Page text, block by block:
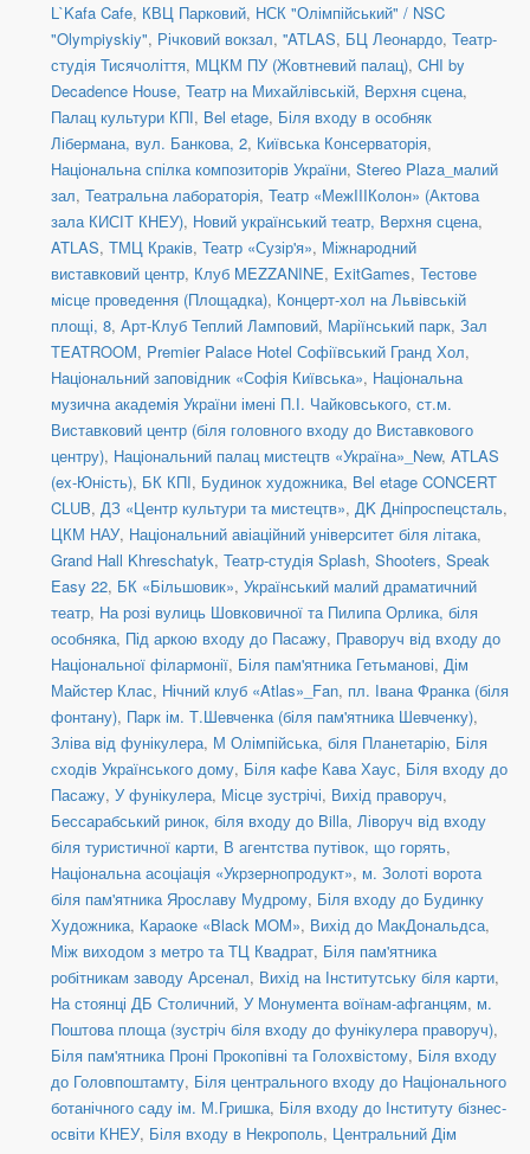
L`Kafa Cafe, КВЦ Парковий, НСК "Олімпійський" / NSC
"Olympiyskiy", Річковий вокзал, ''ATLAS, БЦ Леонардо, Театр-
студія Тисячоліття, МЦКМ ПУ (Жовтневий палац), CHI by
Decadence House, Театр на Михайлівській, Верхня сцена,
Палац культури КПІ, Bel etage, Біля входу в особняк
Лібермана, вул. Банкова, 2, Київська Консерваторія,
Національна спілка композиторів України, Stereo Plaza_малий
зал, Театральна лабораторія, Театр «МежIIIКолон» (Актова
зала КИСІТ КНЕУ), Новий український театр, Верхня сцена,
ATLAS, ТМЦ Краків, Театр «Сузір'я», Міжнародний
виставковий центр, Клуб MEZZANINE, ExitGames, Тестове
місце проведення (Площадка), Концерт-хол на Львівській
площі, 8, Арт-Клуб Теплий Ламповий, Маріїнський парк, Зал
TEATROOM, Premier Palace Hotel Софіївський Гранд Хол,
Національний заповідник «Софія Київська», Національна
музична академія України імені П.І. Чайковського, ст.м.
Виставковий центр (біля головного входу до Виставкового
центру), Національний палац мистецтв «Україна»_New, ATLAS
(ex-Юність), БК КПІ, Будинок художника, Bel etage CONCERT
CLUB, ДЗ «Центр культури та мистецтв», ДK Дніпроспецсталь,
ЦКМ НАУ, Національний авіаційний університет біля літака,
Grand Hall Khreschatyk, Театр-студія Splash, Shooters, Speak
Easy 22, БК «Більшовик», Український малий драматичний
театр, На розі вулиць Шовковичної та Пилипа Орлика, біля
особняка, Під аркою входу до Пасажу, Праворуч від входу до
Національної філармонії, Біля пам'ятника Гетьманові, Дім
Майстер Клас, Нічний клуб «Atlas»_Fan, пл. Івана Франка (біля
фонтану), Парк ім. Т.Шевченка (біля пам'ятника Шевченку),
Зліва від фунікулера, М Олімпійська, біля Планетарію, Біля
сходів Українського дому, Біля кафе Кава Хаус, Біля входу до
Пасажу, У фунікулера, Місце зустрічі, Вихід праворуч,
Бессарабський ринок, біля входу до Billa, Ліворуч від входу
біля туристичної карти, В агентства путівок, що горять,
Національна асоціація «Укрзернопродукт», м. Золоті ворота
біля пам'ятника Ярославу Мудрому, Біля входу до Будинку
Художника, Караоке «Black MOM», Вихід до МакДональдса,
Між виходом з метро та ТЦ Квадрат, Біля пам'ятника
робітникам заводу Арсенал, Вихід на Інститутську біля карти,
На стоянці ДБ Столичний, У Монумента воїнам-афганцям, м.
Поштова площа (зустріч біля входу до фунікулера праворуч),
Біля пам'ятника Проні Прокопівні та Голохвістому, Біля входу
до Головпоштамту, Біля центрального входу до Національного
ботанічного саду ім. М.Гришка, Біля входу до Інституту бізнес-
освіти КНЕУ, Біля входу в Некрополь, Центральний Дім